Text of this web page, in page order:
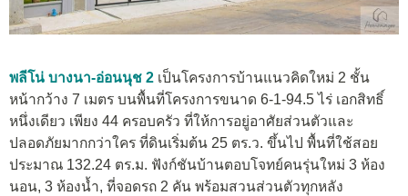
พลีโน่ บางนา-อ่อนนุช 2 เป็นโครงการบ้านแนวคิดใหม่ 2 ชั้น
หน้ากว้าง 7 เมตร บนพื้นที่โครงการขนาด 6-1-94.5 ไร่ เอกสิทธิ์
หนึ่งเดียว เพียง 44 ครอบครัว ที่ให้การอยู่อาศัยส่วนตัวและ
ปลอดภัยมากกว่าใคร ที่ดินเริ่มต้น 25 ตร.ว. ขึ้นไป พื้นที่ใช้สอย
ประมาณ 132.24 ตร.ม. ฟังก์ชันบ้านตอบโจทย์คนรุ่นใหม่ 3 ห้อง
นอน, 3 ห้องน้ำ, ที่จอดรถ 2 คัน พร้อมสวนส่วนตัวทุกหลัง